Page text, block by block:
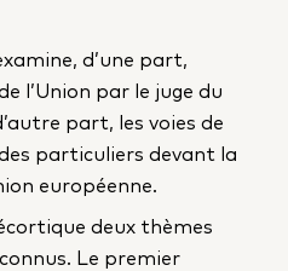
d’une part,
l’Union par le juge du
part, les voies de
particuliers devant la
européenne.
deux thèmes
Le premier